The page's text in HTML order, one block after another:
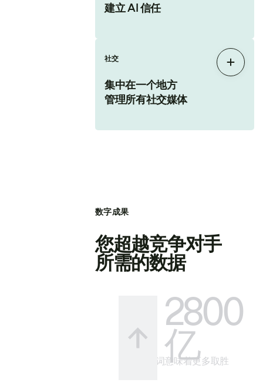
建立 AI 信任
社交
集中在一个地方
管理所有社交媒体
展开
数字成果
您超越竞争对手
所需的数据
2800
亿
更多关键词意味着更多取胜